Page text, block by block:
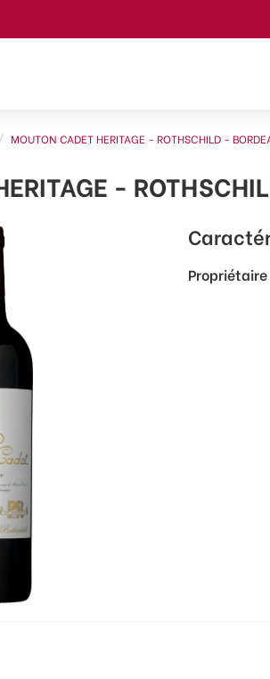
MOUTON CADET HERITAGE - ROTHSCHILD -
-
Propriétaire